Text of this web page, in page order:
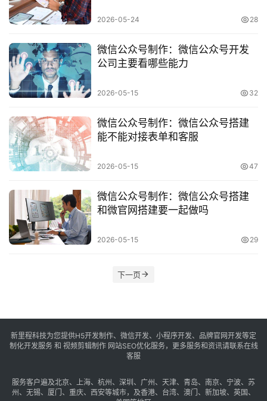
发
短
视
频
讯
分
享
见
题
2026-05-24 28
微信公众号制作：微信公众号开发
公司主要看哪些能力
2026-05-15 32
微信公众号制作：微信公众号搭建
能不能对接表单和客服
2026-05-15 47
微信公众号制作：微信公众号搭建
和微官网搭建要一起做吗
2026-05-15 29
下一页
新里程科技为您提供H5开发制作、微信开发、小程序开发、品牌官网开发等定
制化开发服务 和 视频剪辑制作 网站SEO优化服务，更多服务和资讯请联系在线
客服
服务客户遍及北京、 上海、 杭州 、 深圳 、 广州 、 天津、 青岛、 南京、 宁波、 苏
州 、 无锡、 厦门 、 重庆、 西安等城市，及香港、 台湾、 澳门 、 新加坡、 英国 、